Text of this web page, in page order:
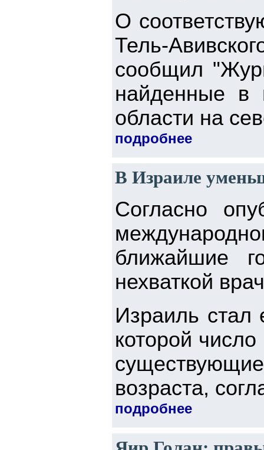
О
Тель-
сообщил
найденные в
области на
подробнее
В Израиле
Согласно
ближайшие
нехваткой
Израиль стал
которой
возраста,
подробнее